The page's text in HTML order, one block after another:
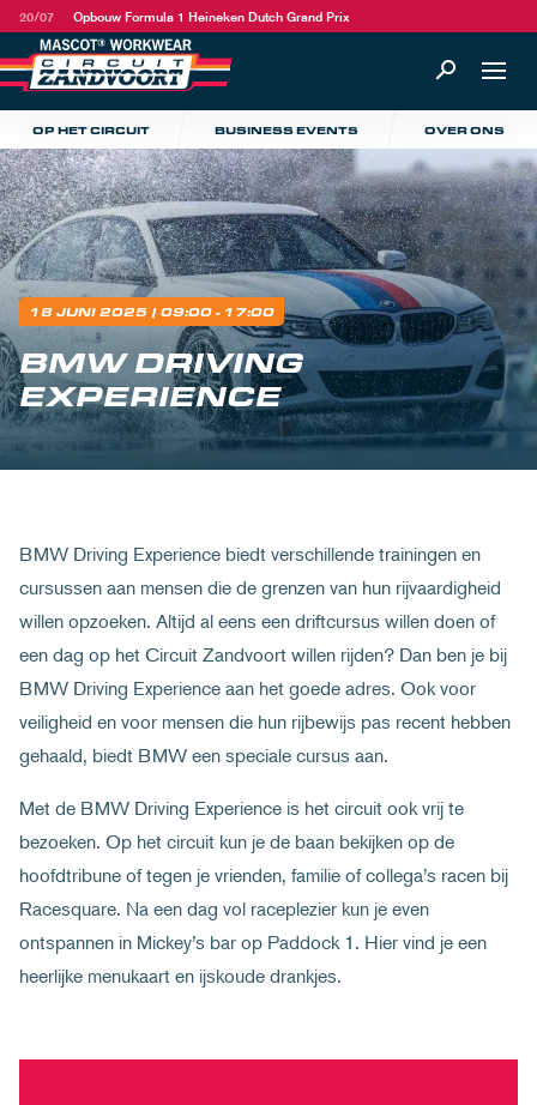
20/07 Opbouw Formula 1 Heineken Dutch Grand Prix
OP HET CIRCUIT BUSINESS EVENTS OVER ONS
18 JUNI 2025 | 09:00 - 17:00
BMW DRIVING
EXPERIENCE
BMW Driving Experience biedt verschillende trainingen en
cursussen aan mensen die de grenzen van hun rijvaardigheid
willen opzoeken. Altijd al eens een driftcursus willen doen of
een dag op het Circuit Zandvoort willen rijden? Dan ben je bij
BMW Driving Experience aan het goede adres. Ook voor
veiligheid en voor mensen die hun rijbewijs pas recent hebben
gehaald, biedt BMW een speciale cursus aan.
Met de BMW Driving Experience is het circuit ook vrij te
bezoeken. Op het circuit kun je de baan bekijken op de
hoofdtribune of tegen je vrienden, familie of collega’s racen bij
Racesquare. Na een dag vol raceplezier kun je even
ontspannen in Mickey’s bar op Paddock 1. Hier vind je een
heerlijke menukaart en ijskoude drankjes.